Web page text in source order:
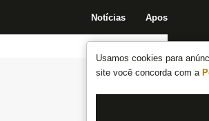
Usamos cookies para
site você concorda com a
Notícias Apostas